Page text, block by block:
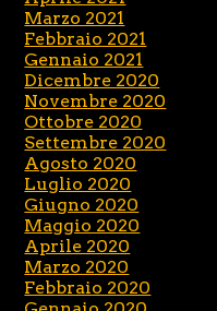
Marzo 2021
Febbraio 2021
Gennaio 2021
Dicembre 2020
Novembre 2020
Ottobre 2020
Settembre 2020
Agosto 2020
Luglio 2020
Giugno 2020
Maggio 2020
Aprile 2020
Marzo 2020
Febbraio 2020